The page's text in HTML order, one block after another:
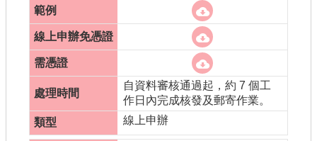
自資料審核通過起，約 7 個工
作日內完成核發及郵寄作業。
線上申辦